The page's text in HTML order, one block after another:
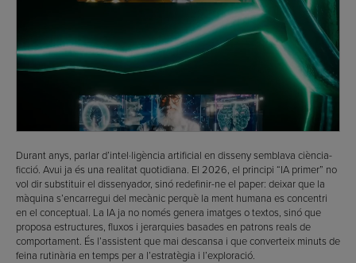
Durant anys, parlar d’intel·ligència artificial en disseny semblava ciència-
ficció. Avui ja és una realitat quotidiana. El 2026, el principi “IA primer” no
vol dir substituir el dissenyador, sinó redefinir-ne el paper: deixar que la
màquina s’encarregui del mecànic perquè la ment humana es concentri
en el conceptual. La IA ja no només genera imatges o textos, sinó que
proposa estructures, fluxos i jerarquies basades en patrons reals de
comportament. És l’assistent que mai descansa i que converteix minuts de
feina rutinària en temps per a l’estratègia i l’exploració.